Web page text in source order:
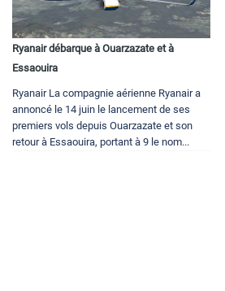
Ryanair débarque à Ouarzazate et à
Essaouira
Ryanair La compagnie aérienne Ryanair a
annoncé le 14 juin le lancement de ses
premiers vols depuis Ouarzazate et son
retour à Essaouira, portant à 9 le nom...